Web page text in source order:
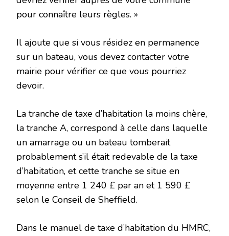
pour connaître leurs règles. »
Il ajoute que si vous résidez en permanence
sur un bateau, vous devez contacter votre
mairie pour vérifier ce que vous pourriez
devoir.
La tranche de taxe d’habitation la moins chère,
la tranche A, correspond à celle dans laquelle
un amarrage ou un bateau tomberait
probablement s’il était redevable de la taxe
d’habitation, et cette tranche se situe en
moyenne entre 1 240 £ par an et 1 590 £
selon le Conseil de Sheffield.
Dans le manuel de taxe d’habitation du HMRC,